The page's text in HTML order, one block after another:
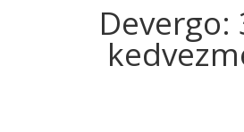
Devergo: